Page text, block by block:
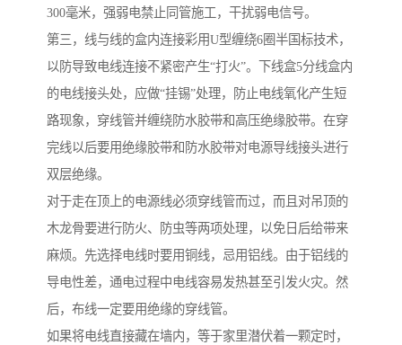
300毫米，强弱电禁止同管施工，干扰弱电信号。
第三，线与线的盒内连接彩用U型缠绕6圈半国标技术，
以防导致电线连接不紧密产生“打火”。下线盒5分线盒内
的电线接头处，应做“挂锡”处理，防止电线氧化产生短
路现象，穿线管并缠绕防水胶带和高压绝缘胶带。在穿
完线以后要用绝缘胶带和防水胶带对电源导线接头进行
双层绝缘。
对于走在顶上的电源线必须穿线管而过，而且对吊顶的
木龙骨要进行防火、防虫等两项处理，以免日后给带来
麻烦。先选择电线时要用铜线，忌用铝线。由于铝线的
导电性差，通电过程中电线容易发热甚至引发火灾。然
后，布线一定要用绝缘的穿线管。
如果将电线直接藏在墙内，等于家里潜伏着一颗定时，